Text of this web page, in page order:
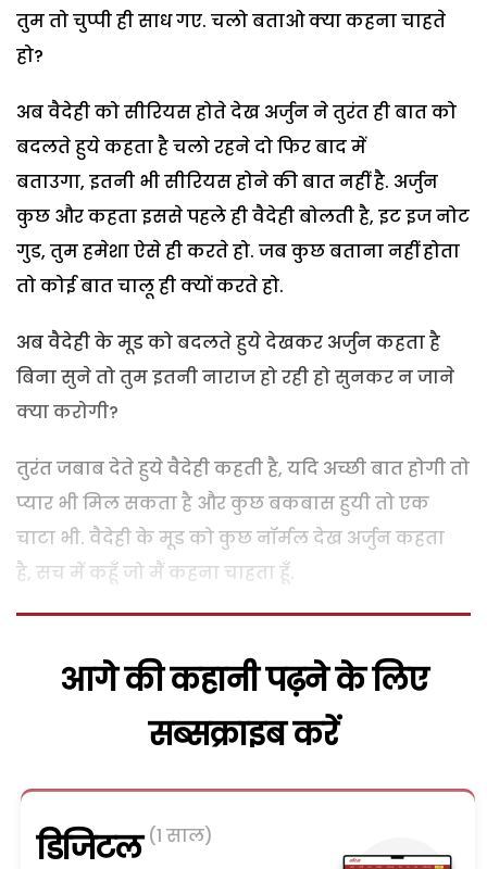
तुम तो चुप्पी ही साध गए. चलो बताओ क्या कहना चाहते
हो?
अब वैदेही को सीरियस होते देख अर्जुन ने तुरंत ही बात को
बदलते हुये कहता है चलो रहने दो फिर बाद में
बताउगा, इतनी भी सीरियस होने की बात नहीं है. अर्जुन
कुछ और कहता इससे पहले ही वैदेही बोलती है, इट इज नोट
गुड, तुम हमेशा ऐसे ही करते हो. जब कुछ बताना नहीं होता
तो कोई बात चालू ही क्यों करते हो.
अब वैदेही के मूड को बदलते हुये देखकर अर्जुन कहता है
बिना सुने तो तुम इतनी नाराज हो रही हो सुनकर न जाने
क्या करोगी?
तुरंत जबाब देते हुये वैदेही कहती है, यदि अच्छी बात होगी तो
प्यार भी मिल सकता है और कुछ बकबास हुयी तो एक
चाटा भी. वैदेही के मूड को कुछ नॉर्मल देख अर्जुन कहता
है, सच में कहूँ जो मैं कहना चाहता हूँ.
आगे की कहानी पढ़ने के लिए
सब्सक्राइब करें
डिजिटल (1 साल)